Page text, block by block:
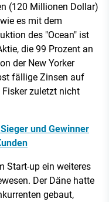
(120 Millionen Dollar)
es mit dem
des "Ocean" ist
die 99 Prozent an
der New Yorker
fällige Zinsen auf
zuletzt nicht
und Gewinner
Start-up ein weiteres
Der Däne hatte
gebaut,